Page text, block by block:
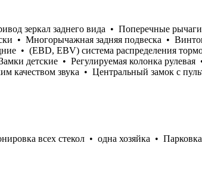
зеркал заднего вида • Поперечные
• Многорычажная задняя подвеска •
• (EBD, EBV) система распределения
детские • Регулируемая колонка рулевая
качеством звука • Центральный замок с
всех стекол • одна хозяйка •